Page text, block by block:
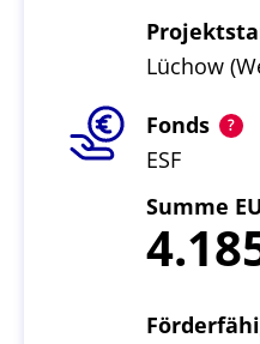
Lüchow
Fonds
ESF
Summe